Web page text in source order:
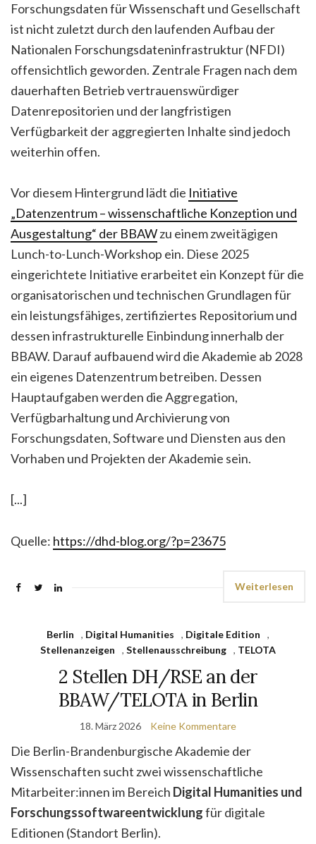
Forschungsdaten für Wissenschaft und Gesellschaft
ist nicht zuletzt durch den laufenden Aufbau der
Nationalen Forschungsdateninfrastruktur (NFDI)
offensichtlich geworden. Zentrale Fragen nach dem
dauerhaften Betrieb vertrauenswürdiger
Datenrepositorien und der langfristigen
Verfügbarkeit der aggregierten Inhalte sind jedoch
weiterhin offen.
Vor diesem Hintergrund lädt die Initiative
„Datenzentrum – wissenschaftliche Konzeption und
Ausgestaltung“ der BBAWzu einem zweitägigen
Lunch-to-Lunch-Workshop ein. Diese 2025
eingerichtete Initiative erarbeitet ein Konzept für die
organisatorischen und technischen Grundlagen für
ein leistungsfähiges, zertifiziertes Repositorium und
dessen infrastrukturelle Einbindung innerhalb der
BBAW. Darauf aufbauend wird die Akademie ab 2028
ein eigenes Datenzentrum betreiben. Dessen
Hauptaufgaben werden die Aggregation,
Verfügbarhaltung und Archivierung von
Forschungsdaten, Software und Diensten aus den
Vorhaben und Projekten der Akademie sein.
[...]
Quelle: https://dhd-blog.org/?p=23675
Weiterlesen
Berlin , Digital Humanities , Digitale Edition
,
Stellenanzeigen
, Stellenausschreibung , TELOTA
2 Stellen DH/RSE an der
BBAW/TELOTA in Berlin
18. März 2026 Keine Kommentare
Die Berlin-Brandenburgische Akademie der
Wissenschaften sucht zwei wissenschaftliche
Mitarbeiter:innen im Bereich Digital Humanities und
Forschungssoftwareentwicklungfür digitale
Editionen (Standort Berlin).